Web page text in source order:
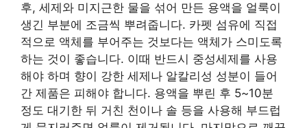
후, 세제와 미지근한 물을 섞어 만든 용액을 얼룩이
생긴 부분에 조금씩 뿌려줍니다. 카펫 섬유에 직접
적으로 액체를 부어주는 것보다는 액체가 스미도록
하는 것이 좋습니다. 이때 반드시 중성세제를 사용
해야 하며 향이 강한 세제나 알칼리성 성분이 들어
간 제품은 피해야 합니다. 용액을 뿌린 후 5~10분
정도 대기한 뒤 거친 천이나 솔 등을 사용해 부드럽